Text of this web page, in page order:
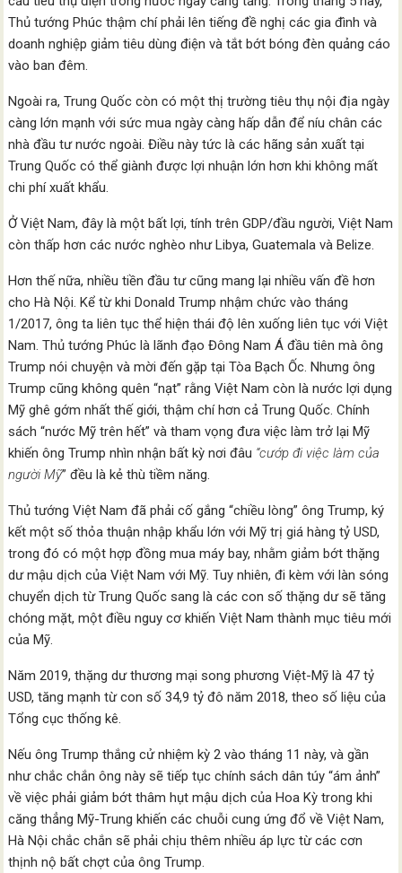
Thủ tướng Phúc thậm chí phải lên tiếng đề nghị các gia đình và
doanh nghiệp giảm tiêu dùng điện và tắt bớt bóng đèn quảng cáo
vào ban đêm.
Ngoài ra, Trung Quốc còn có một thị trường tiêu thụ nội địa ngày
càng lớn mạnh với sức mua ngày càng hấp dẫn để níu chân các
nhà đầu tư nước ngoài. Điều này tức là các hãng sản xuất tại
Trung Quốc có thể giành được lợi nhuận lớn hơn khi không mất
chi phí xuất khẩu.
Ở Việt Nam, đây là một bất lợi, tính trên GDP/đầu người, Việt Nam
còn thấp hơn các nước nghèo như Libya, Guatemala và Belize.
Hơn thế nữa, nhiều tiền đầu tư cũng mang lại nhiều vấn đề hơn
cho Hà Nội. Kể từ khi Donald Trump nhậm chức vào tháng
1/2017, ông ta liên tục thể hiện thái độ lên xuống liên tục với Việt
Nam. Thủ tướng Phúc là lãnh đạo Đông Nam Á đầu tiên mà ông
Trump nói chuyện và mời đến gặp tại Tòa Bạch Ốc. Nhưng ông
Trump cũng không quên “nạt” rằng Việt Nam còn là nước lợi dụng
Mỹ ghê gớm nhất thế giới, thậm chí hơn cả Trung Quốc. Chính
sách “nước Mỹ trên hết” và tham vọng đưa việc làm trở lại Mỹ
khiến ông Trump nhìn nhận bất kỳ nơi đâu “cướp đi việc làm của
người Mỹ” đều là kẻ thù tiềm năng.
Thủ tướng Việt Nam đã phải cố gắng “chiều lòng” ông Trump, ký
kết một số thỏa thuận nhập khẩu lớn với Mỹ trị giá hàng tỷ USD,
trong đó có một hợp đồng mua máy bay, nhằm giảm bớt thặng
dư mậu dịch của Việt Nam với Mỹ. Tuy nhiên, đi kèm với làn sóng
chuyển dịch từ Trung Quốc sang là các con số thặng dư sẽ tăng
chóng mặt, một điều nguy cơ khiến Việt Nam thành mục tiêu mới
của Mỹ.
Năm 2019, thặng dư thương mại song phương Việt-Mỹ là 47 tỷ
USD, tăng mạnh từ con số 34,9 tỷ đô năm 2018, theo số liệu của
Tổng cục thống kê.
Nếu ông Trump thắng cử nhiệm kỳ 2 vào tháng 11 này, và gần
như chắc chắn ông này sẽ tiếp tục chính sách dân túy “ám ảnh”
về việc phải giảm bớt thâm hụt mậu dịch của Hoa Kỳ trong khi
căng thẳng Mỹ-Trung khiến các chuỗi cung ứng đổ về Việt Nam,
Hà Nội chắc chắn sẽ phải chịu thêm nhiều áp lực từ các cơn
thịnh nộ bất chợt của ông Trump.